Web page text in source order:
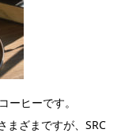
ヒーです。
まざまですが、SRC